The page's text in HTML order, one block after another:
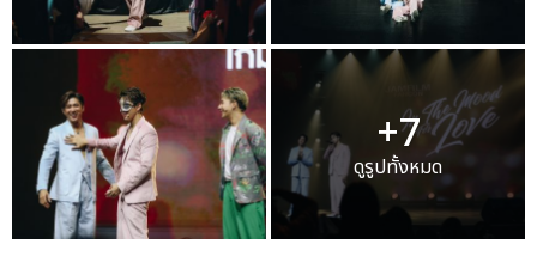
+7
ดูรูปทั้งหมด